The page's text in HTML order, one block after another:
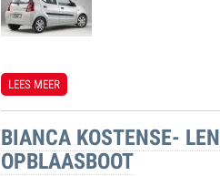
LEES MEER
BIANCA KOSTENSE-
OPBLAASBOOT